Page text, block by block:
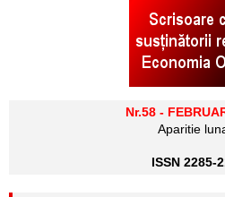
Nr.58 -
Aparitie
ISSN 2285-